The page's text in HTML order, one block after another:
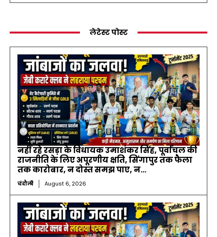
लेटेस्ट पोस्ट
नहीं रहे रसड़ा के विधायक उमाशंकर सिंह, पूर्वांचल की
राजनीति के लिए अपूरणीय क्षति, सिंगापुर तक फैला
तक कारोबार, न दोस्त समझ पाए, न...
चंदौली August 6, 2026